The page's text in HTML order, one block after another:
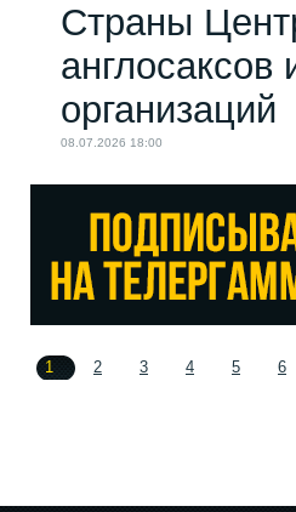
Страны
организаций
08.07.2026 18:00
1 2 3 4 5 6